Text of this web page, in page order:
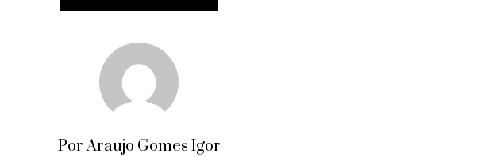
Por Araujo Gomes Igor